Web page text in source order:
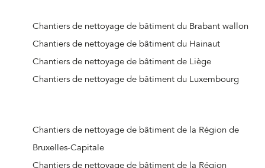
Semois
Chantiers de nettoyage de bâtiment de Wépion
Chantiers de nettoyage de bâtiment de Barvaux
Chantiers de nettoyage de bâtiment de Viroinval
Chantiers de nettoyage de bâtiment de Bièvre
Chantiers de nettoyage de bâtiment d'Houyet
Chantiers de nettoyage de bâtiment d'Hastière
Chantiers de nettoyage de bâtiment du Brabant wallon
Chantiers de nettoyage de bâtiment du Hainaut
Chantiers de nettoyage de bâtiment de Liège
Chantiers de nettoyage de bâtiment du Luxembourg
Chantiers de nettoyage de bâtiment de la Région de
Bruxelles-Capitale
Chantiers de nettoyage de bâtiment de la Région